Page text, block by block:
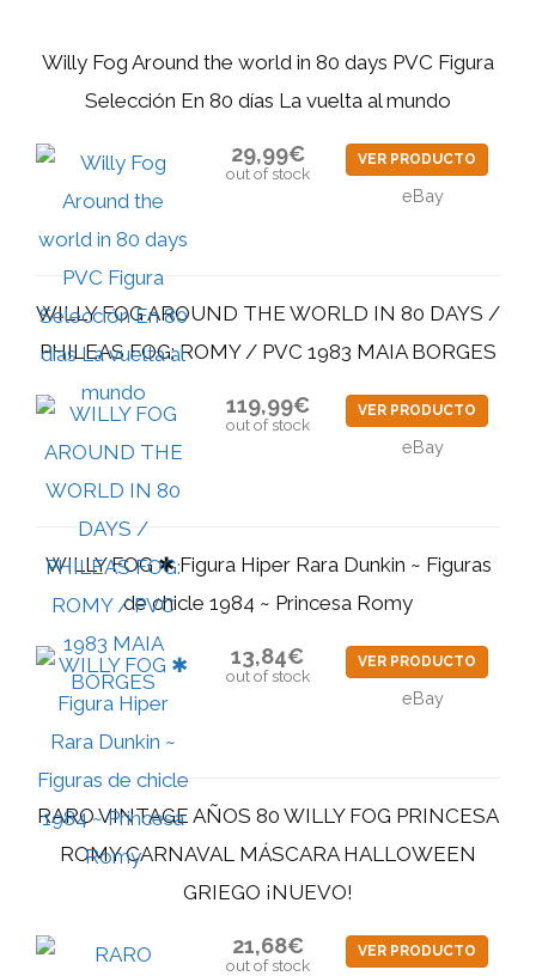
Willy Fog Around the world in 80 days PVC Figura
Selección En 80 días La vuelta al mundo
29,99€
out of stock
VER PRODUCTO
eBay
WILLY FOG AROUND THE WORLD IN 80 DAYS /
PHILEAS FOG: ROMY / PVC 1983 MAIA BORGES
119,99€
out of stock
VER PRODUCTO
eBay
WILLY FOG ✱ Figura Hiper Rara Dunkin ~ Figuras
de chicle 1984 ~ Princesa Romy
13,84€
out of stock
VER PRODUCTO
eBay
RARO VINTAGE AÑOS 80 WILLY FOG PRINCESA
ROMY CARNAVAL MÁSCARA HALLOWEEN
GRIEGO ¡NUEVO!
21,68€
out of stock
VER PRODUCTO